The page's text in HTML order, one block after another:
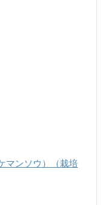
マンソウ）（栽培